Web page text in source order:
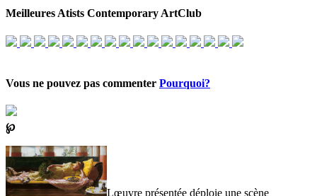
Meilleures Atists Contemporary ArtClub
Vous ne pouvez pas commenter Pourquoi?
℘
Lœuvre présentée déploie une scène